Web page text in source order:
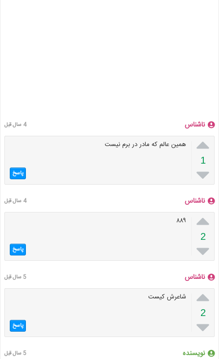
ناشناس 4 سال قبل

1

همین عالم که مادر در برم نیست
پاسخ
ناشناس 4 سال قبل

2

۸۸۹
پاسخ
ناشناس 5 سال قبل

2

شاعرش کیست
پاسخ
نویسنده 5 سال قبل